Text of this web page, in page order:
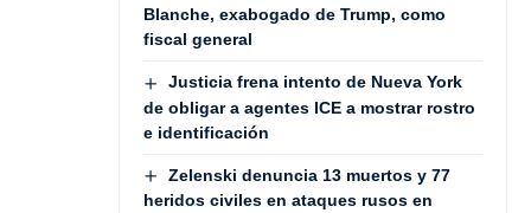
Blanche, exabogado de Trump, como
fiscal general
Justicia frena intento de Nueva York
de obligar a agentes ICE a mostrar rostro
e identificación
Zelenski denuncia 13 muertos y 77
heridos civiles en ataques rusos en